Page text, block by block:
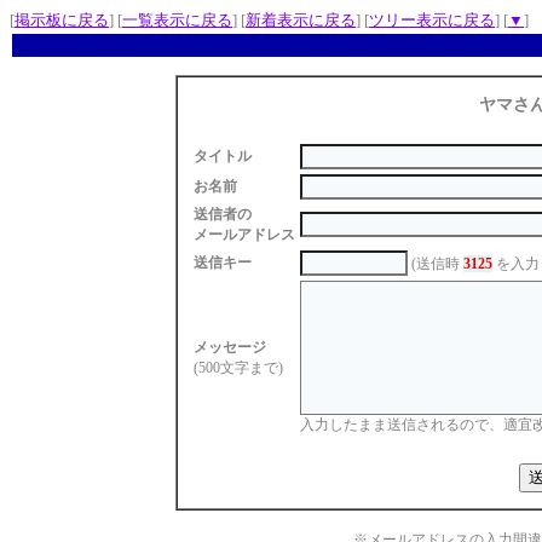
[掲示板に戻る] [一覧表示に戻る] [新着表示に戻る] [ツリー表示に戻る] [▼ ]
ヤマさ
タイトル
お名前
送信者の
メールアドレス
送信キー
(送信時 3125を入力
メッセージ
(500文字まで)
入力したまま送信されるので、適宜